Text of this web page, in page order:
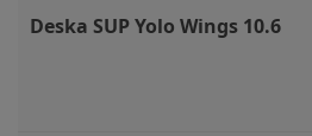
Deska SUP Yolo Wings 10.6